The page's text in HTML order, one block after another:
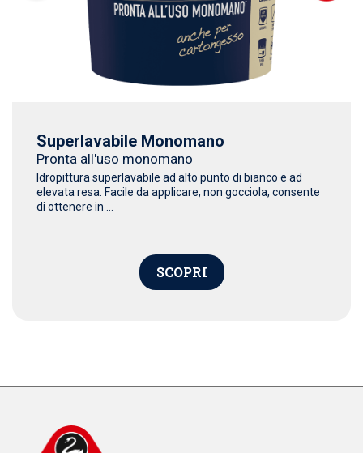
Superlavabile Monomano
Pronta all'uso monomano
Idropittura superlavabile ad alto punto di bianco e ad
elevata resa. Facile da applicare, non gocciola, consente
di ottenere in ...
SCOPRI